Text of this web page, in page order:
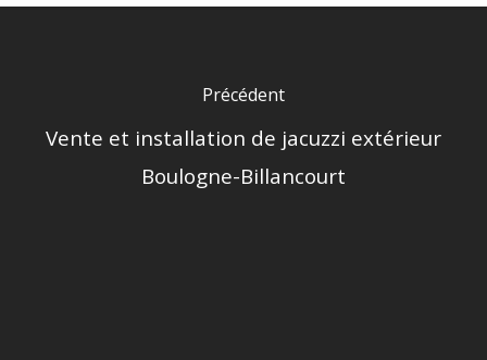
Précédent
Vente et installation de jacuzzi extérieur
Boulogne-Billancourt